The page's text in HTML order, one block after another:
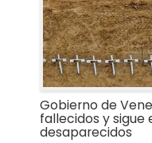
Gobierno de
fallecidos y sigue
desaparecidos